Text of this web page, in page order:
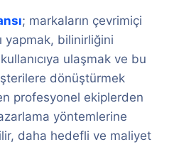
; markaların çevrimiçi
yapmak, bilinirliğini
ulaşmak ve bu
dönüştürmek
profesyonel ekiplerden
yöntemlerine
daha hedefli ve maliyet